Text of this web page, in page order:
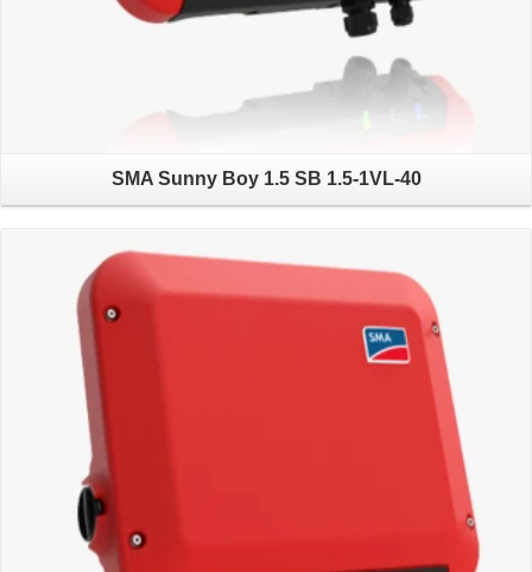
SMA Sunny Boy 1.5 SB 1.5-1VL-40